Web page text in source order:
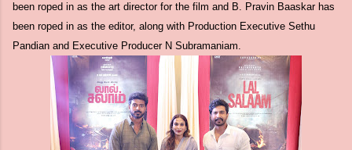
been roped in as the art director for the film and B. Pravin Baaskar has
been roped in as the editor, along with Production Executive Sethu
Pandian and Executive Producer N Subramaniam.